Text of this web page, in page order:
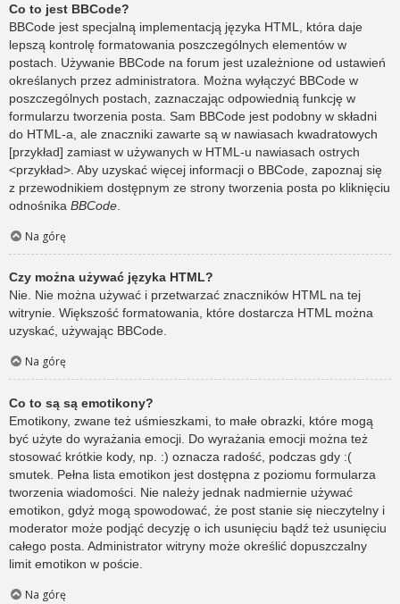
Co to jest BBCode?
BBCode jest specjalną implementacją języka HTML, która daje
lepszą kontrolę formatowania poszczególnych elementów w
postach. Używanie BBCode na forum jest uzależnione od ustawień
określanych przez administratora. Można wyłączyć BBCode w
poszczególnych postach, zaznaczając odpowiednią funkcję w
formularzu tworzenia posta. Sam BBCode jest podobny w składni
do HTML-a, ale znaczniki zawarte są w nawiasach kwadratowych
[przykład] zamiast w używanych w HTML-u nawiasach ostrych
<przykład>. Aby uzyskać więcej informacji o BBCode, zapoznaj się
z przewodnikiem dostępnym ze strony tworzenia posta po kliknięciu
odnośnika BBCode
Na górę
Czy można używać języka HTML?
Nie. Nie można używać i przetwarzać znaczników HTML na tej
witrynie. Większość formatowania, które dostarcza HTML można
uzyskać, używając BBCode.
Na górę
Co to są są emotikony?
Emotikony, zwane też uśmieszkami, to małe obrazki, które mogą
być użyte do wyrażania emocji. Do wyrażania emocji można też
stosować krótkie kody, np. :) oznacza radość, podczas gdy :(
smutek. Pełna lista emotikon jest dostępna z poziomu formularza
tworzenia wiadomości. Nie należy jednak nadmiernie używać
emotikon, gdyż mogą spowodować, że post stanie się nieczytelny i
moderator może podjąć decyzję o ich usunięciu bądź też usunięciu
całego posta. Administrator witryny może określić dopuszczalny
limit emotikon w poście.
Na górę